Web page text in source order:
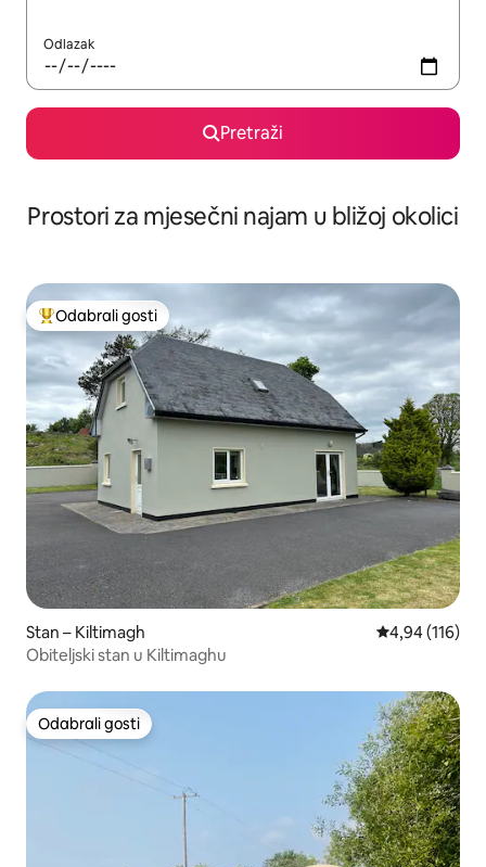
Odlazak
Pretraži
Prostori za mjesečni najam u bližoj okolici
Među najviše rangiranima s oznakom „Odabrali gosti”
Odabrali gosti
Stan – Kiltimagh Prosječna
4,94 (116)
Obiteljski stan u Kiltimaghu
Odabrali gosti
Odabrali gosti